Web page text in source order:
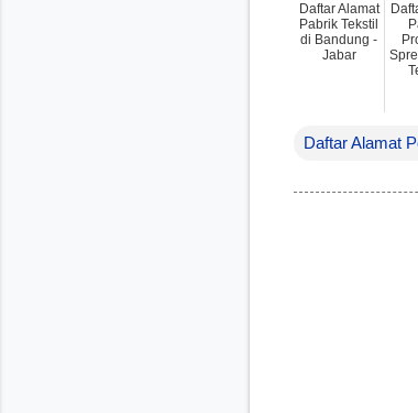
Daftar Alamat
Daftar Alamat
Pabrik Tekstil
di Bandung -
Jabar